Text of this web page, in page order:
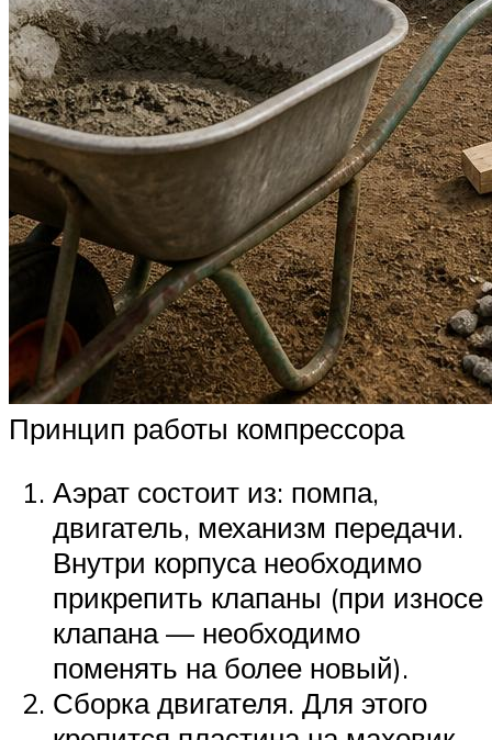
Принцип работы компрессора
Аэрат состоит из: помпа,
двигатель, механизм передачи.
Внутри корпуса необходимо
прикрепить клапаны (при износе
клапана — необходимо
поменять на более новый).
Сборка двигателя. Для этого